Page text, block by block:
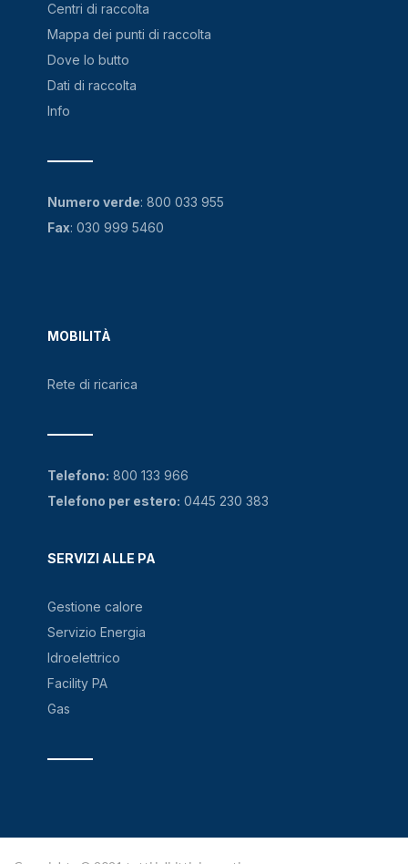
Centri di raccolta
Mappa dei punti di raccolta
Dove lo butto
Dati di raccolta
Info
MOBILITÀ
Rete di ricarica
SERVIZI ALLE PA
Gestione calore
Servizio Energia
Idroelettrico
Facility PA
Gas
Numero verde: 800 033 955
Fax: 030 999 5460
Telefono: 800 133 966
Telefono per estero: 0445 230 383